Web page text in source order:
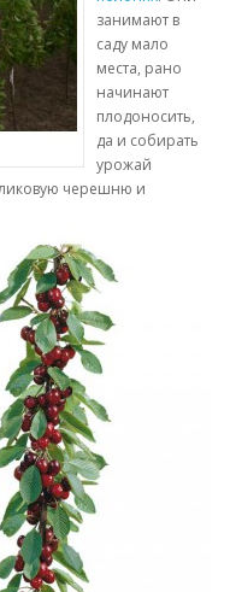
занимают в
саду мало
места, рано
начинают
плодоносить,
да и собирать
урожай
черешню и